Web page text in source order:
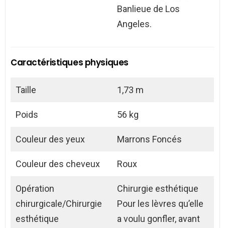
Banlieue de Los
Angeles.
Caractéristiques physiques
Taille 1,73 m
Poids 56 kg
Couleur des yeux Marrons Foncés
Couleur des cheveux Roux
Opération
chirurgicale/Chirurgie
esthétique
Chirurgie esthétique
Pour les lèvres qu’elle
a voulu gonfler, avant